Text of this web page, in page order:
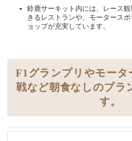
鈴鹿サーキット内には、レース
きるレストランや、モータース
ョップが充実しています。
F1グランプリやモータ
戦など朝食なしのプラ
す。